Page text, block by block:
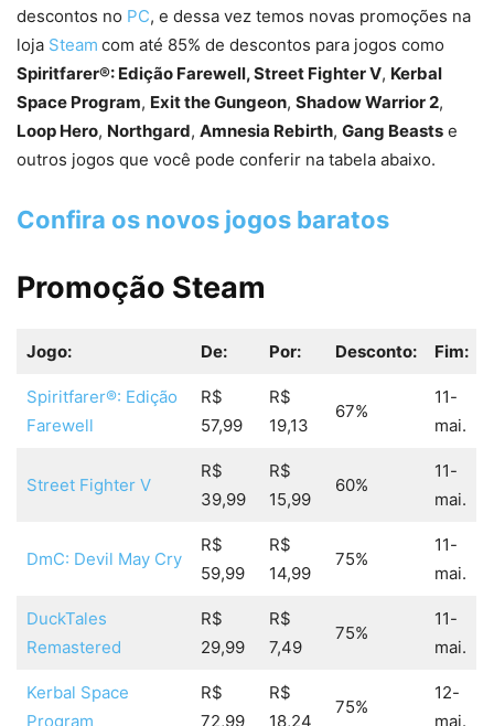
descontos no PC, e dessa vez temos novas promoções na
loja Steam com até 85% de descontos para jogos como
Spiritfarer®: Edição Farewell, Street Fighter V, Kerbal
Space Program, Exit the Gungeon, Shadow Warrior 2,
Loop Hero, Northgard, Amnesia Rebirth, Gang Beasts e
outros jogos que você pode conferir na tabela abaixo.
Confira os novos jogos baratos
Promoção Steam
Jogo: De: Por: Desconto: Fim:
Spiritfarer®: Edição
Farewell
R$
57,99
R$
19,13
67%
11-
mai.
Street Fighter V
R$
39,99
R$
15,99
60%
11-
mai.
DmC: Devil May Cry
R$
59,99
R$
14,99
75%
11-
mai.
DuckTales
Remastered
R$
29,99
R$
7,49
75%
11-
mai.
Kerbal Space
Program
R$
72,99
R$
18,24
75%
12-
mai.